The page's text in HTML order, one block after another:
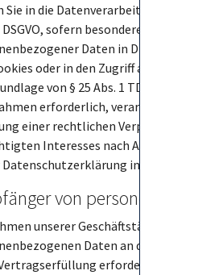
Sie in die Datenverarbeitung
DSGVO, sofern besondere
Daten in Drittstaaten
oder in den Zugriff auf
von § 25 Abs. 1 TDDDG. Die
erforderlich, verarbeiten wir Ihre
einer rechtlichen Verpflichtung
Interesses nach Art. 6 Abs. 1 lit.
Datenschutzerklärung informiert.
von
unserer Geschäftstätigkeit
Daten an diese
erforderlich ist, wenn